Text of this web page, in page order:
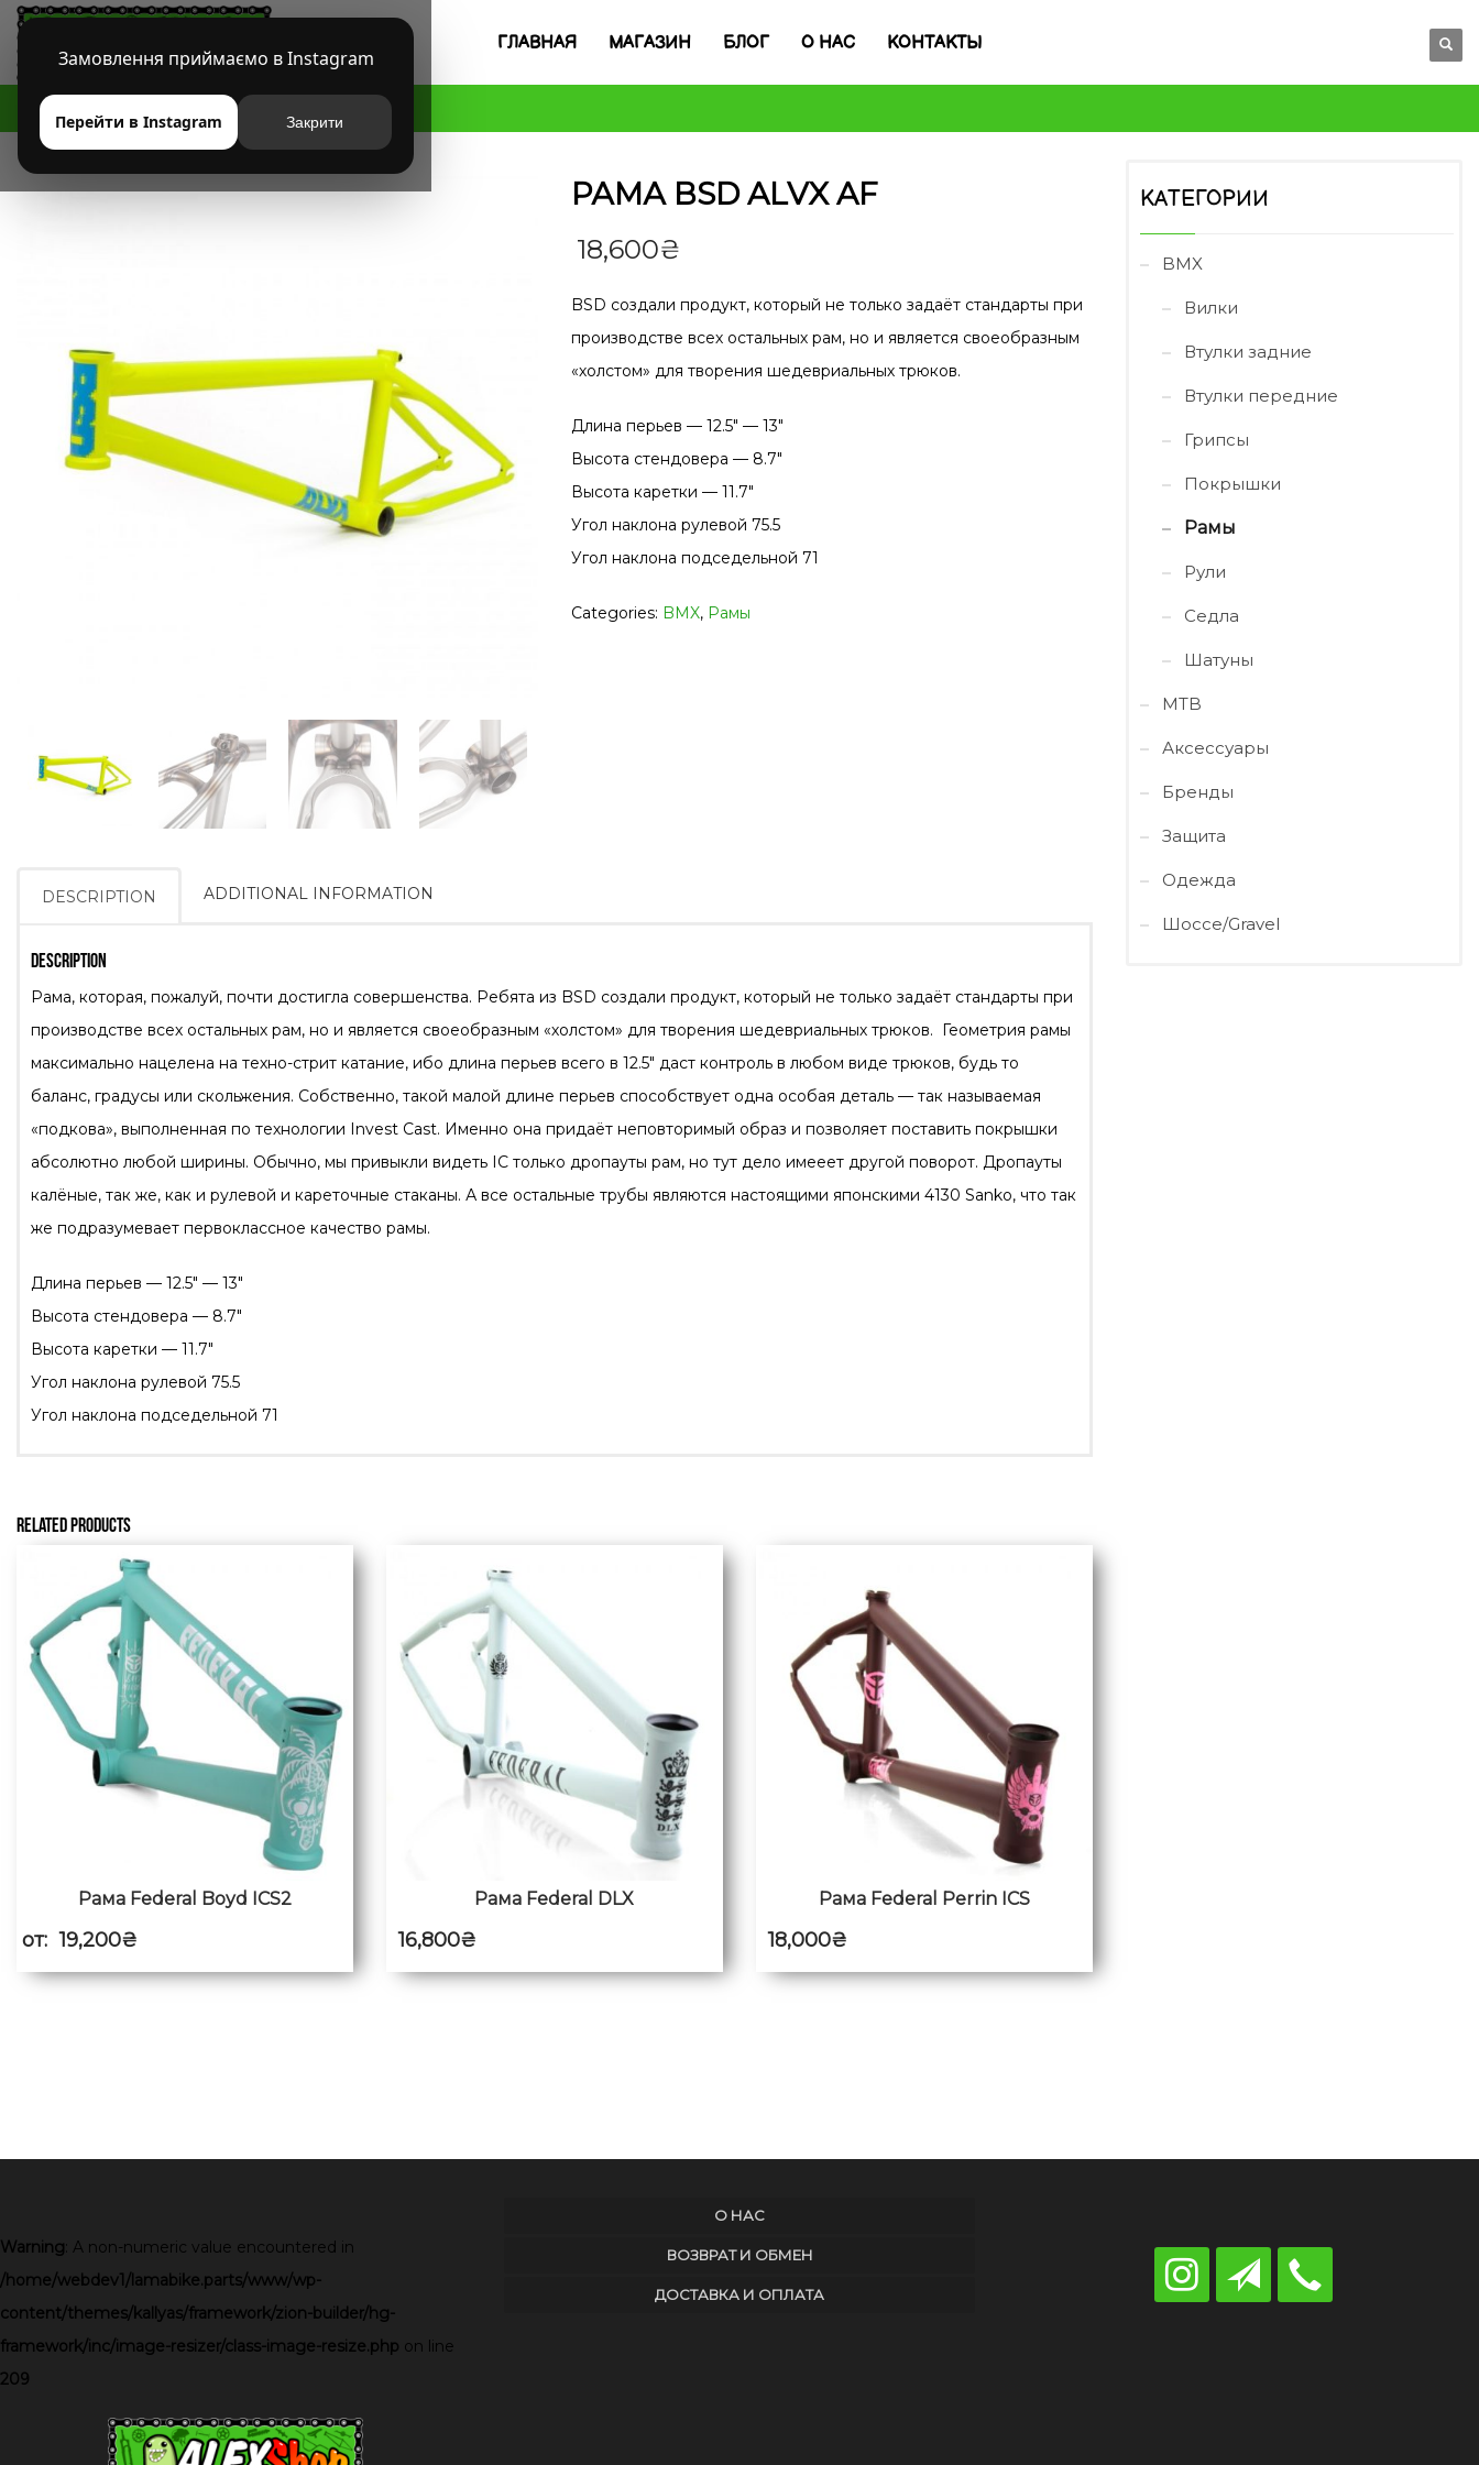
Замовлення приймаємо в Instagram
Перейти в Instagram Закрити
ГЛАВНАЯ МАГАЗИН БЛОГ О НАС КОНТАКТЫ
HOME РАМЫ
РАМА BSD ALVX AF
18,600₴
BSD создали продукт, который не только задаёт стандарты при
производстве всех остальных рам, но и является своеобразным
«холстом» для творения шедевриальных трюков.
Длина перьев — 12.5″ — 13″
Высота стендовера — 8.7″
Высота каретки — 11.7″
Угол наклона рулевой 75.5
Угол наклона подседельной 71
Categories: BMX, Рамы
DESCRIPTION ADDITIONAL INFORMATION
DESCRIPTION
Рама, которая, пожалуй, почти достигла совершенства. Ребята из BSD создали продукт, который не только задаёт стандарты при
производстве всех остальных рам, но и является своеобразным «холстом» для творения шедевриальных трюков. Геометрия рамы
максимально нацелена на техно-стрит катание, ибо длина перьев всего в 12.5″ даст контроль в любом виде трюков, будь то
баланс, градусы или скольжения. Собственно, такой малой длине перьев способствует одна особая деталь — так называемая
«подкова», выполненная по технологии Invest Cast. Именно она придаёт неповторимый образ и позволяет поставить покрышки
абсолютно любой ширины. Обычно, мы привыкли видеть IC только дропауты рам, но тут дело имееет другой поворот. Дропауты
калёные, так же, как и рулевой и кареточные стаканы. А все остальные трубы являются настоящими японскими 4130 Sanko, что так
же подразумевает первоклассное качество рамы.
Длина перьев — 12.5″ — 13″
Высота стендовера — 8.7″
Высота каретки — 11.7″
Угол наклона рулевой 75.5
Угол наклона подседельной 71
RELATED PRODUCTS
Рама Federal Boyd ICS2
от: 19,200₴
Рама Federal DLX
16,800₴
Рама Federal Perrin ICS
18,000₴
КАТЕГОРИИ
BMX
Вилки
Втулки задние
Втулки передние
Грипсы
Покрышки
Рамы
Рули
Седла
Шатуны
MTB
Аксессуары
Бренды
Защита
Одежда
Шоссе/Gravel
Warning: A non-numeric value encountered in
/home/webdev1/lamabike.parts/www/wp-
content/themes/kallyas/framework/zion-builder/hg-
framework/inc/image-resizer/class-image-resize.php on line
209
О НАС
ВОЗВРАТ И ОБМЕН
ДОСТАВКА И ОПЛАТА